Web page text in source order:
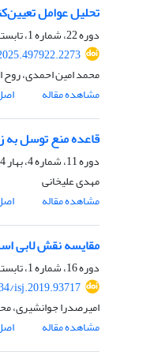
تحلیل عوامل تعیین‌کننده
دوره 22، شماره 1، تابستان 1404، صفحه
محمد امین احمدی، روح
مشاهده مقاله
قاعده منع توسل
دوره 11، شماره 4، بهار 1394، صفحه
مهدى علیخانى
مشاهده مقاله
مقایسه نقش لابی
دوره 16، شماره 1، تابستان 1398، صفحه
isj.2019.93717
امیرصدرا جوانشیری،
مشاهده مقاله